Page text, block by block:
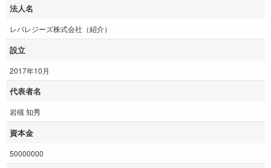
法人名
レバレジーズ株式会社（紹介）
設立
2017年10月
代表者名
岩槻 知秀
資本金
50000000